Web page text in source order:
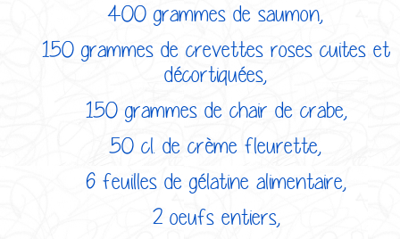
400 grammes de saumon,
150 grammes de crevettes roses cuites et
décortiquées,
150 grammes de chair de crabe,
50 cl. de crème fleurette,
6 feuilles de gélatine alimentaire,
2 oeufs entiers,